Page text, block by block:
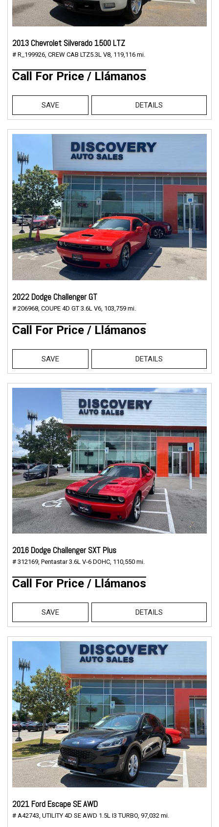
2013 Chevrolet Silverado 1500 LTZ
# R_199926, CREW CAB LTZ5.3L V8, 119,116 mi.
Call For Price / Llámanos
SAVE DETAILS
2022 Dodge Challenger GT
# 206968, COUPE 4D GT 3.6L V6, 103,759 mi.
Call For Price / Llámanos
SAVE DETAILS
2016 Dodge Challenger SXT Plus
# 312169, Pentastar 3.6L V-6 DOHC, 110,550 mi.
Call For Price / Llámanos
SAVE DETAILS
2021 Ford Escape SE AWD
# A42743, UTILITY 4D SE AWD 1.5L I3 TURBO, 97,032 mi.